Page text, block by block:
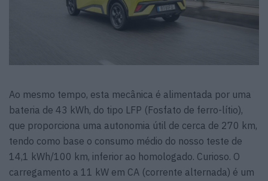
Ao mesmo tempo, esta mecânica é alimentada por uma
bateria de 43 kWh, do tipo LFP (Fosfato de ferro-lítio),
que proporciona uma autonomia útil de cerca de 270 km,
tendo como base o consumo médio do nosso teste de
14,1 kWh/100 km, inferior ao homologado. Curioso. O
carregamento a 11 kW em CA (corrente alternada) é um